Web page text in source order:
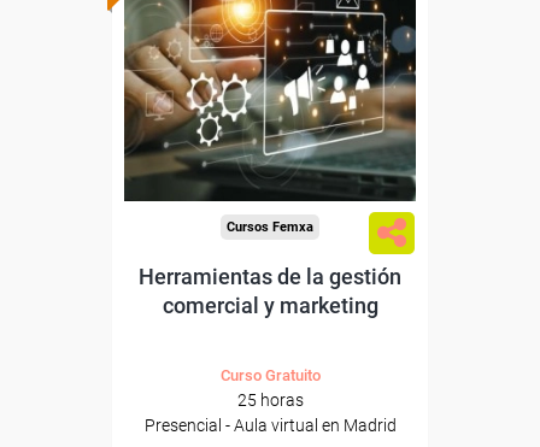
Para trabajadores y
autónomos de Madrid.
Para todos los sectores.
Cursos Femxa
Herramientas de la gestión
comercial y marketing
Curso Gratuito
25 horas
Presencial - Aula virtual en Madrid